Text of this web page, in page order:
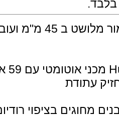
השעון בנוי קרמיקה בצבע תכלת בגימור מלושט ב 45 מ"מ ועובי 13
המנגנון דגם Hublot caliber HUB1143 מכני אוטומטי עם 59 אבני
בציפוי רודיום